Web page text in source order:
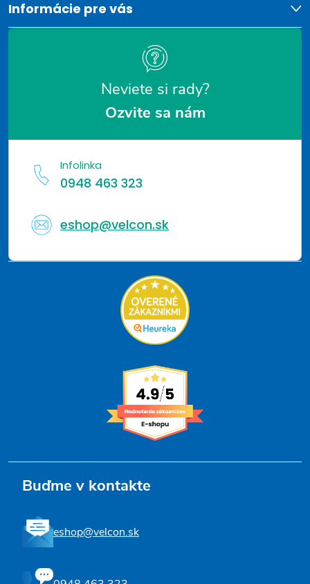
v
k
p
e
Informácie pre vás
Neviete si rady?
Ozvite sa nám
Infolinka
0948 463 323
eshop@velcon.sk
Buďme v kontakte
eshop@velcon.sk